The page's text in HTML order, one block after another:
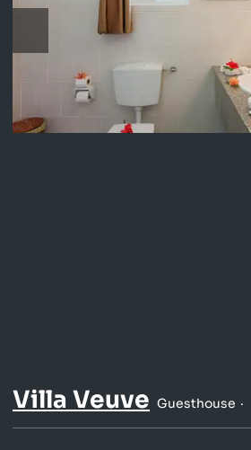
Villa Veuve Guesthouse